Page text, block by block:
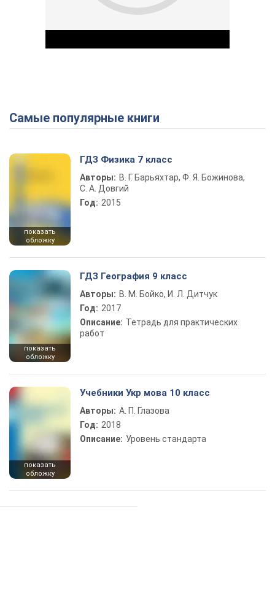
Play Video
Самые популярные книги
показать
обложку
ГДЗ Физика 7 класс
Авторы: В. Г. Барьяхтар, Ф. Я. Божинова,
С. А. Довгий
Год: 2015
показать
обложку
ГДЗ География 9 класс
Авторы: В. М. Бойко, И. Л. Дитчук
Год: 2017
Описание: Тетрадь для практических
работ
показать
обложку
Учебники Укр мова 10 класс
Авторы: А. П. Глазова
Год: 2018
Описание: Уровень стандарта